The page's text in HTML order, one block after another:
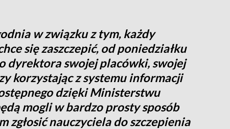
w związku z tym, każdy
się zaszczepić, od poniedziałku
dyrektora swojej placówki, swojej
korzystając z systemu informacji
dzięki Ministerstwu
mogli w bardzo prosty sposób
zgłosić nauczyciela do szczepienia